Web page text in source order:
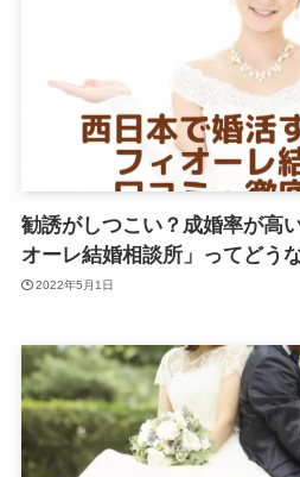
勧誘がしつこい？成婚率が高
オーレ結婚相談所」ってどう
2022年5月1日